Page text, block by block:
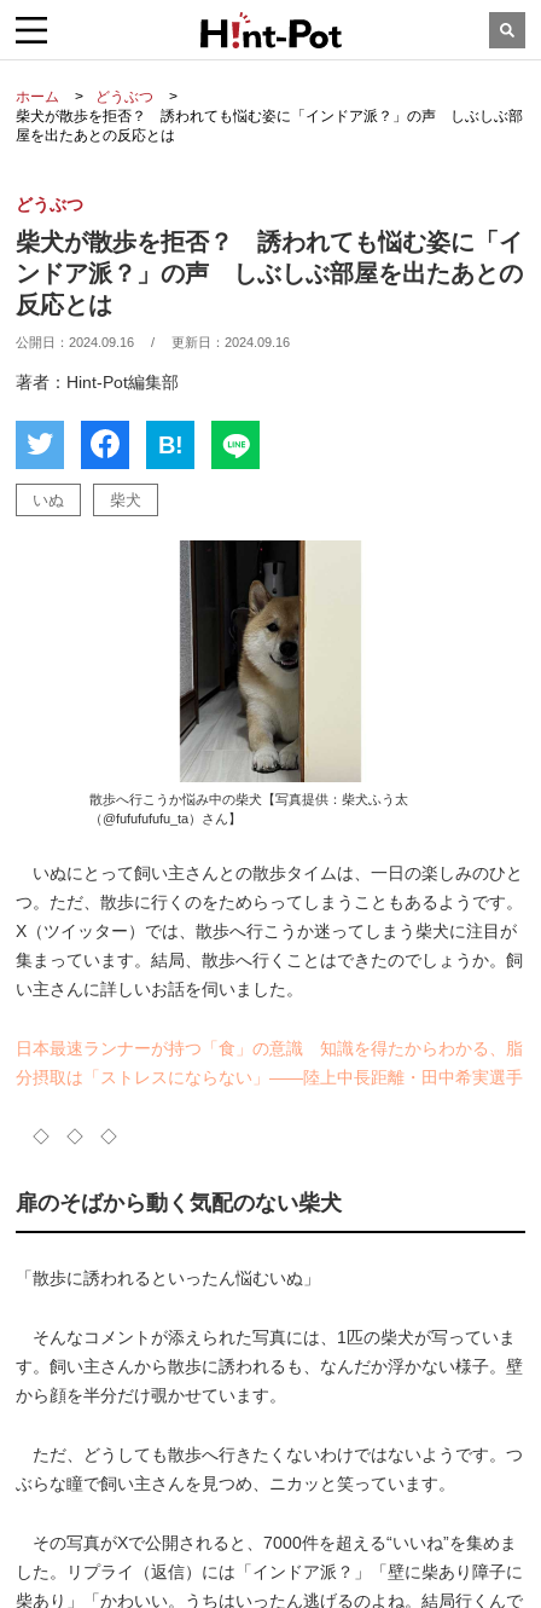
ホーム
どうぶつ
柴犬が散歩を拒否？ 誘われても悩む姿に「インドア派？」の声 しぶしぶ部
屋を出たあとの反応とは
どうぶつ
柴犬が散歩を拒否？ 誘われても悩む姿に「イ
ンドア派？」の声 しぶしぶ部屋を出たあとの
反応とは
公開日：2024.09.16 / 更新日：2024.09.16
著者：Hint-Pot編集部
B!
いぬ 柴犬
散歩へ行こうか悩み中の柴犬【写真提供：柴犬ふう太
（@fufufufufu_ta）さん】
いぬにとって飼い主さんとの散歩タイムは、一日の楽しみのひと
つ。ただ、散歩に行くのをためらってしまうこともあるようです。
X（ツイッター）では、散歩へ行こうか迷ってしまう柴犬に注目が
集まっています。結局、散歩へ行くことはできたのでしょうか。飼
い主さんに詳しいお話を伺いました。
日本最速ランナーが持つ「食」の意識 知識を得たからわかる、脂
分摂取は「ストレスにならない」――陸上中長距離・田中希実選手
◇ ◇ ◇
扉のそばから動く気配のない柴犬
「散歩に誘われるといったん悩むいぬ」
そんなコメントが添えられた写真には、1匹の柴犬が写っていま
す。飼い主さんから散歩に誘われるも、なんだか浮かない様子。壁
から顔を半分だけ覗かせています。
ただ、どうしても散歩へ行きたくないわけではないようです。つ
ぶらな瞳で飼い主さんを見つめ、ニカッと笑っています。
その写真がXで公開されると、7000件を超える“いいね”を集めま
した。リプライ（返信）には「インドア派？」「壁に柴あり障子に
柴あり」「かわいい。うちはいったん逃げるのよね。結局行くんで